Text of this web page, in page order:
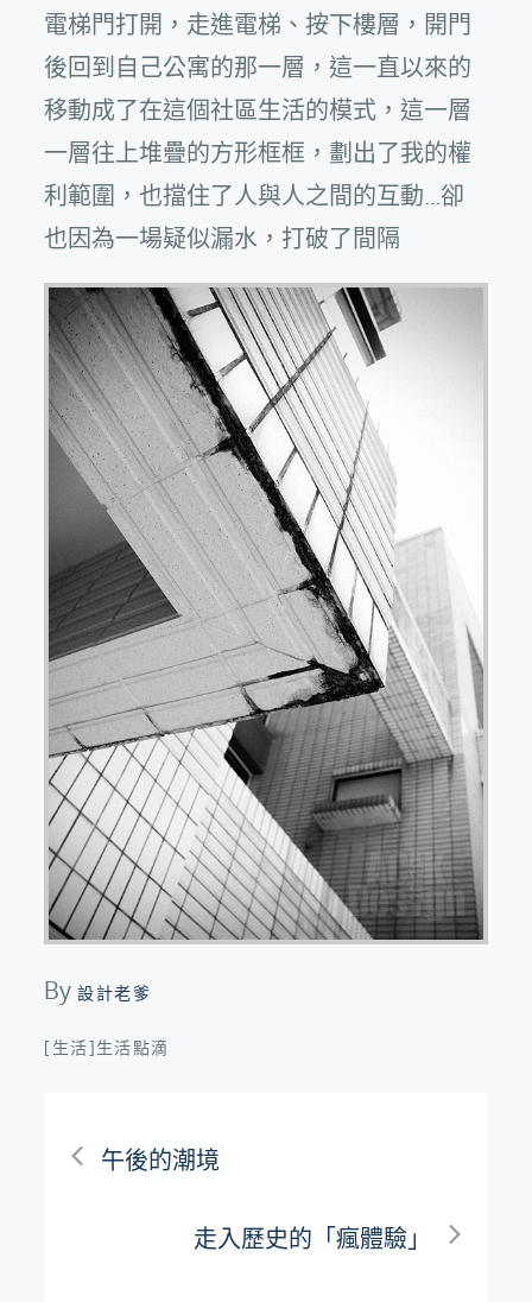
電梯門打開，走進電梯、按下樓層，開門
後回到自己公寓的那一層，這一直以來的
移動成了在這個社區生活的模式，這一層
一層往上堆疊的方形框框，劃出了我的權
利範圍，也擋住了人與人之間的互動…卻
也因為一場疑似漏水，打破了間隔
By設計老爹
[生活]生活點滴
文午後的潮境
走入歷史的「瘋體驗」